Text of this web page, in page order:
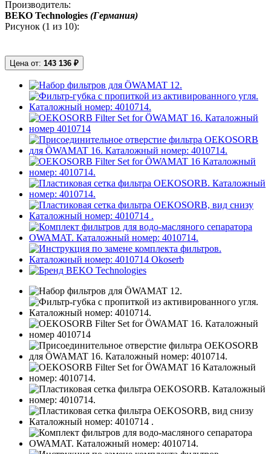
Производитель:
BEKO Technologies (Германия)
Рисунок (1 из 10):
Цена от: 143 136 ₽